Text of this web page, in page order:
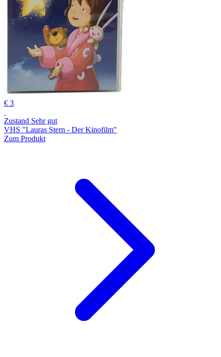
€ 3
Zustand Sehr gut
VHS "Lauras Stern - Der Kinofilm"
Zum Produkt